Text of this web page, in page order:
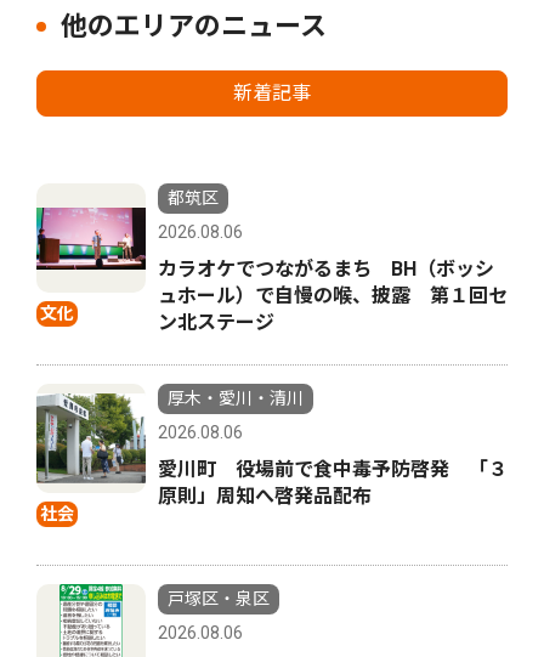
他のエリアのニュース
新着記事
文化
都筑区
2026.08.06
カラオケでつながるまち BH（ボッシ
ュホール）で自慢の喉、披露 第１回セ
ン北ステージ
社会
厚木・愛川・清川
2026.08.06
愛川町 役場前で食中毒予防啓発 「３
原則」周知へ啓発品配布
戸塚区・泉区
2026.08.06